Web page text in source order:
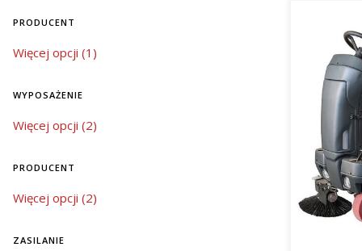
PRODUCENT
Producent
Więcej opcji (1)
WYPOSAŻENIE
wyposażenie
Więcej opcji (2)
PRODUCENT
Producent
Więcej opcji (2)
ZASILANIE
jak
środków
bardziej